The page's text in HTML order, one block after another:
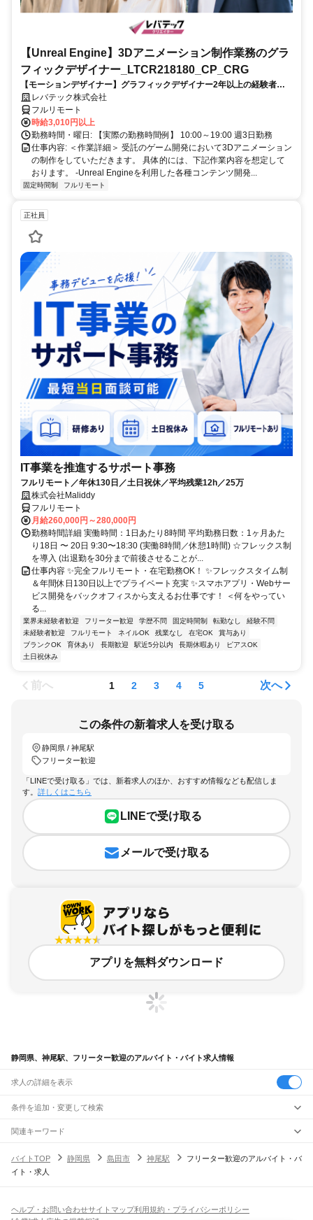
【Unreal Engine】3Dアニメーション制作業務のグラ
フィックデザイナー_LTCR218180_CP_CRG
【モーションデザイナー】グラフィックデザイナー2年以上の経験者を
歓迎！キャリアアップを目指したい方も大歓迎♪
レバテック株式会社
フルリモート
時給3,010円以上
勤務時間・曜日: 【実際の勤務時間例】 10:00～19:00 週3日勤務
仕事内容: ＜作業詳細＞ 受託のゲーム開発において3Dアニメーション
の制作をしていただきます。 具体的には、下記作業内容を想定して
おります。 -Unreal Engineを利用した各種コンテンツ開発...
固定時間制 フルリモート
正社員
IT事業を推進するサポート事務
フルリモート／年休130日／土日祝休／平均残業12h／25万
株式会社Maliddy
フルリモート
月給260,000円～280,000円
勤務時間詳細 実働時間：1日あたり8時間 平均勤務日数：1ヶ月あた
り18日 〜 20日 9:30〜18:30 (実働8時間／休憩1時間) ☆フレックス制
を導入 (出退勤を30分まで前後させることが...
仕事内容 ✨完全フルリモート・在宅勤務OK！ ✨フレックスタイム制
＆年間休日130日以上でプライベート充実 ✨スマホアプリ・Webサー
ビス開発をバックオフィスから支えるお仕事です！ ＜何をやってい
る...
業界未経験者歓迎 フリーター歓迎 学歴不問 固定時間制 転勤なし
経験不問
未経験者歓迎
フルリモート ネイルOK 残業なし 在宅OK
賞与あり
ブランクOK
育休あり 長期歓迎 駅近5分以内 長期休暇あり
ピアスOK
土日祝休み
前へ 1 2 3 4 5 次へ
この条件の新着求人を受け取る
静岡県 / 神尾駅
フリーター歓迎
「LINEで受け取る」では、新着求人のほか、おすすめ情報なども配信しま
す。 詳しくはこちら
LINEで受け取る
メールで受け取る
アプリを無料ダウンロード
静岡県、神尾駅、フリーター歓迎のアルバイト・バイト求人情報
求人の詳細を表示
条件を追加・変更して検索
市区町村を追加・変更
静岡県すべて
静岡市
中央区浜名区天竜区
駅を追加・変更
JR身延線
職種を追加・変更
飲食・フードサービスすべて
関連キーワード
バイトTOP
静岡県 島田市 神尾駅
フリーター歓迎のアルバイト・バ
イト・求人
ヘルプ・お問い合わせサイトマップ利用規約・プライバシーポリシー